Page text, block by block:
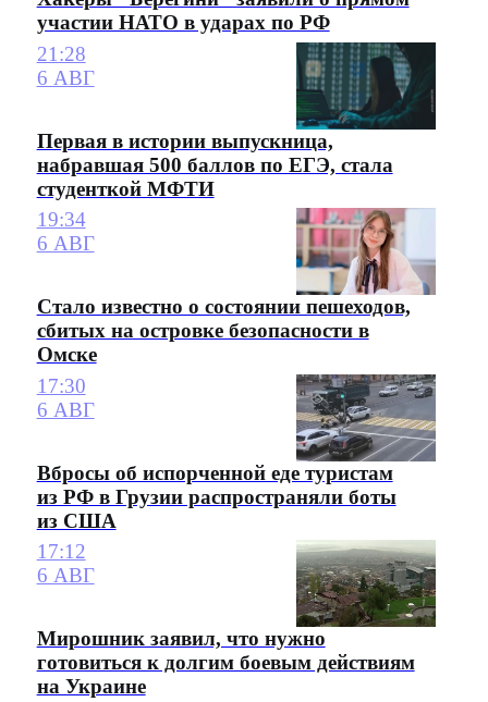
участии НАТО в ударах по РФ
21:28
6 АВГ
Первая в истории выпускница,
набравшая 500 баллов по ЕГЭ, стала
студенткой МФТИ
19:34
6 АВГ
Стало известно о состоянии пешеходов,
сбитых на островке безопасности в
Омске
17:30
6 АВГ
Вбросы об испорченной еде туристам
из РФ в Грузии распространяли боты
из США
17:12
6 АВГ
Мирошник заявил, что нужно
готовиться к долгим боевым действиям
на Украине